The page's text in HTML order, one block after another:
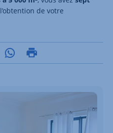
de votre